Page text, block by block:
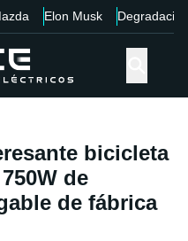
Elon Musk Degradación
bicicleta
de
de fábrica